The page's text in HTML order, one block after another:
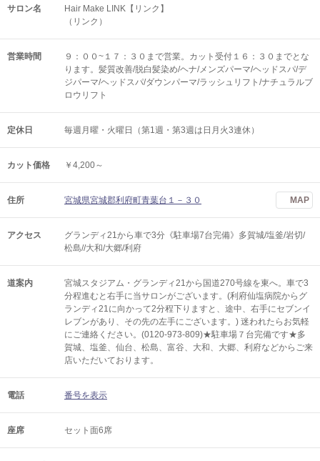
サロン名
Hair Make LINK【リンク】
（リンク）
営業時間
９：００~１７：３０まで営業。カット受付１６：３０までとな
ります。髪質改善/脱白髪染め/ヘナ/メンズパーマ/ヘッドスパ/デ
ジパーマ/ヘッドスパ/ダウンパーマ/ラッシュリフト/ナチュラルブ
ロウリフト
定休日 毎週月曜・火曜日（第1週・第3週は日月火3連休）
カット価格 ￥4,200～
住所 宮城県宮城郡利府町青葉台１－３０ MAP
アクセス
グランディ21から車で3分《駐車場7台完備》多賀城/塩釜/岩切/
松島//大和/大郷/利府
道案内
宮城スタジアム・グランディ21から国道270号線を東へ。車で3
分程進むと右手に当サロンがございます。(利府仙塩病院からグ
ランディ21に向かって2分程下りますと、途中、右手にセブンイ
レブンがあり、その先の左手にございます。) 迷われたらお気軽
にご連絡ください。(0120-973-809)★駐車場７台完備です★多
賀城、塩釜、仙台、松島、富谷、大和、大郷、利府などからご来
店いただいております。
電話 番号を表示
座席 セット面6席